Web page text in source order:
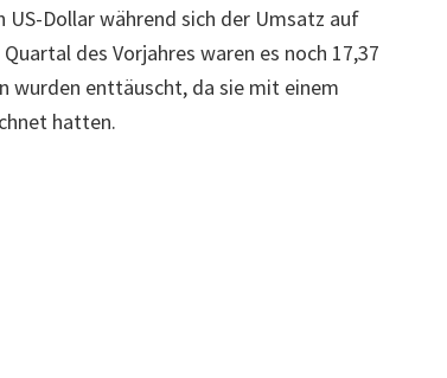
Dollar während sich der Umsatz auf
des Vorjahres waren es noch 17,37
wurden enttäuscht, da sie mit einem
hatten.